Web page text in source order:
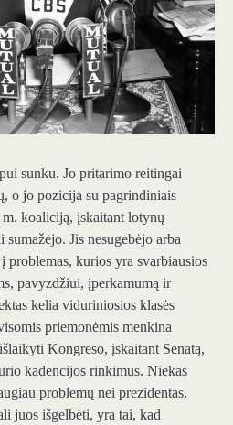
sunku. Jo pritarimo reitingai
o jo pozicija su pagrindiniais
koaliciją, įskaitant lotynų
Jis nesugebėjo arba
problemas, kurios yra svarbiausios
pavyzdžiui, įperkamumą ir
kelia viduriniosios klasės
priemonėmis menkina
Kongreso, įskaitant Senatą,
kadencijos rinkimus. Niekas
problemų nei prezidentas.
juos išgelbėti, yra tai, kad